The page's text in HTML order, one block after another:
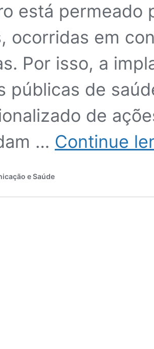
está permeado
ocorridas em
Por isso, a
públicas de
de
… Continue
e Saúde